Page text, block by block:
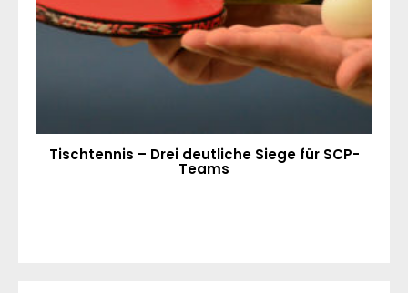
Tischtennis – Drei deutliche Siege für SCP-
Teams